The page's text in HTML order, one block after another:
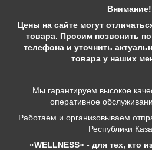
Цены на сайте могут
товара. Просим позвонить
телефона и уточнить
товара у наших
Мы гарантируем высокое
оперативное
Работаем и организовываем
Республики
«WELLNESS» - для тех, кто